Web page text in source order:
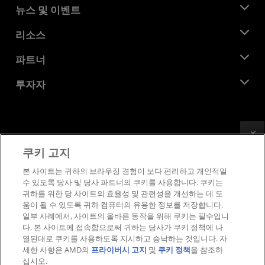
AMD 소개
기업의 사회적 책임
채용
문의하기
뉴스 및 이벤트
뉴스룸
미디어 라이브러리
리소스
개발자 센트럴
사례 연구
파트너
AMD 파트너 허브
투자자
이사위원회
거버넌스 문서
SEC 신고서
상표
공급망 투명성
공정 및 공개 경쟁
영국 세금 전략
쿠키 정책
쿠키 설정
쿠키 고지
본 사이트는 귀하의 브라우징 경험이 보다 편리하고 개인적일
수 있도록 당사 및 당사 파트너의 쿠키를 사용합니다. 쿠키는
귀하를 위한 당 사이트의 효율성 및 관련성을 개선하는 데 도
움이 될 수 있도록 귀하 컴퓨터의 유용한 정보를 저장합니다.
일부 사례에서, 사이트의 올바른 동작을 위해 쿠키는 필수입니
다. 본 사이트에 접속함으로써 귀하는 당사가 쿠키 정책에 나
열된대로 쿠키를 사용하도록 지시하고 승낙하는 것입니다. 자
세한 사항은 AMD의 프라이버시 고지 및 쿠키 정책을 참조하
십시오.